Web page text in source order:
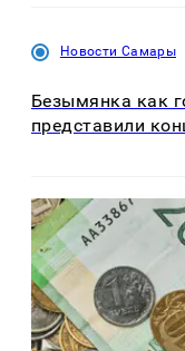
Новости Самары
Безымянка как
представили